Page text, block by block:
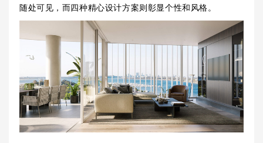
随处可见，而四种精心设计方案则彰显个性和风格。